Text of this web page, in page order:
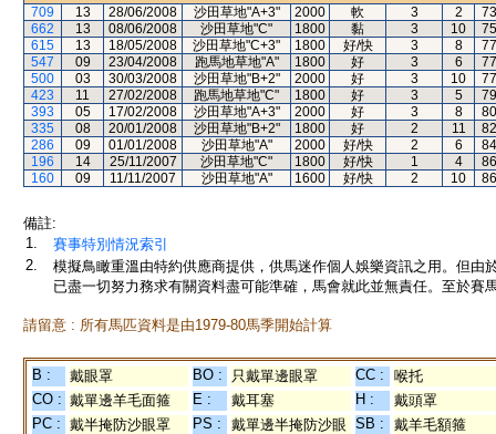
709
13 28/06/2008 沙田草地"A+3" 2000 軟 3 2
73
662
13 08/06/2008 沙田草地"C" 1800 黏 3 10
75
615
13 18/05/2008 沙田草地"C+3" 1800 好/快 3 8
77
547
09 23/04/2008 跑馬地草地"A" 1800 好 3 6
77
500
03 30/03/2008 沙田草地"B+2" 2000 好 3 10
77
423
11 27/02/2008 跑馬地草地"C" 1800 好 3 5
79
393
05 17/02/2008 沙田草地"A+3" 2000 好 3 8
80
335
08 20/01/2008 沙田草地"B+2" 1800 好 2 11
82
286
09 01/01/2008 沙田草地"A" 2000 好/快 2 6
84
196
14 25/11/2007 沙田草地"C" 1800 好/快 1 4
86
160
09 11/11/2007 沙田草地"A" 1600 好/快 2 10 86
備註:
1.
賽事特別情況索引
2.
模擬鳥瞰重溫由特約供應商提供，供馬迷作個人娛樂資訊之用。但
已盡一切努力務求有關資料盡可能準確，馬會就此並無責任。至於賽
請留意 : 所有馬匹資料是由1979-80馬季開始計算
B : 戴眼罩 BO : 只戴單邊眼罩 CC :
喉托
CO : 戴單邊羊毛面箍 E : 戴耳塞 H :
戴頭罩
PC : 戴半掩防沙眼罩 PS :
戴單邊半掩防沙眼 SB : 戴羊毛額箍